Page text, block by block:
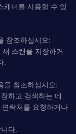
캐너를 사용할 수 있
참조하십시오:
스캔을 저장하거
.
을 참조하십시오:
하고 검색하는 데
락처를 요청하거나
다.